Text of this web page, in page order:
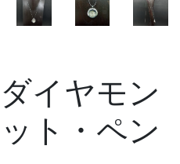
イヤモン
ト・ペン